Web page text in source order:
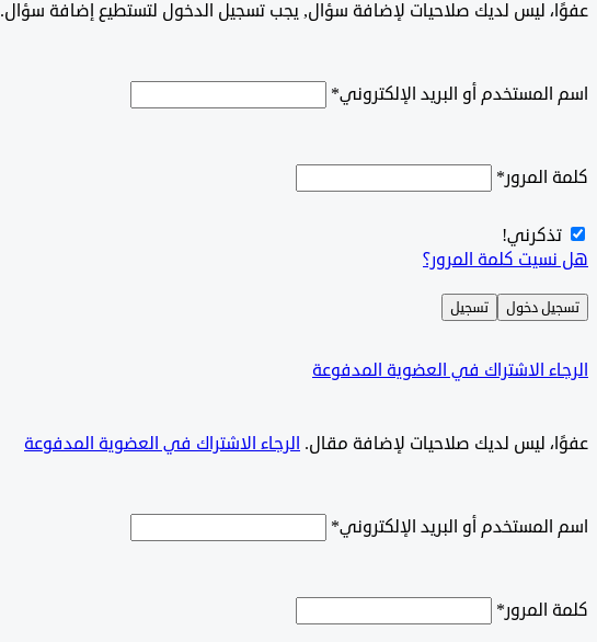
‫‫‫عفوًا، ليس لديك صلاحيات لإضافة سؤال, يجب تسجيل الدخول لتستطيع إضافة سؤال.
اسم المستخدم أو البريد الإلكتروني*
كلمة المرور*
تذكرني!
هل نسيت كلمة المرور؟
تسجيل دخول تسجيل
الرجاء الاشتراك في العضوية المدفوعة
‫‫عفوًا، ليس لديك صلاحيات لإضافة مقال. الرجاء الاشتراك في العضوية المدفوعة
اسم المستخدم أو البريد الإلكتروني*
كلمة المرور*